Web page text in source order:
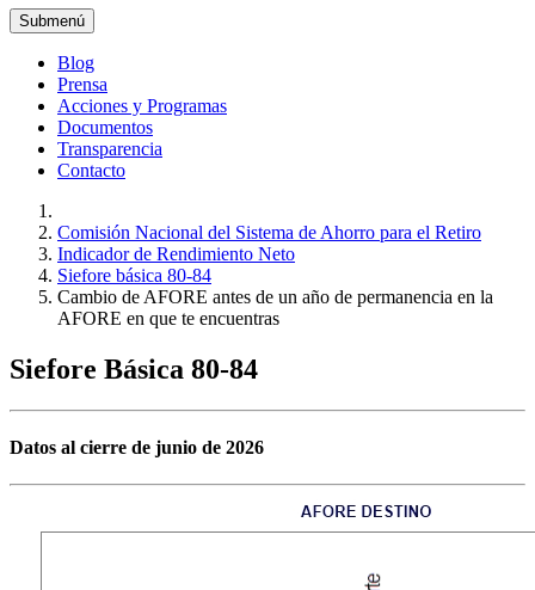
Submenú
Blog
Prensa
Acciones y Programas
Documentos
Transparencia
Contacto
Comisión Nacional del Sistema de Ahorro para el Retiro
Indicador de Rendimiento Neto
Siefore básica 80-84
Cambio de AFORE antes de un año de permanencia en la
AFORE en que te encuentras
Siefore Básica 80-84
Datos al cierre de junio de 2026